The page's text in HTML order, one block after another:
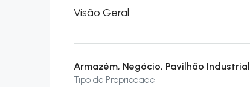
Visão Geral
Armazém, Negócio, Pavilhão Industrial
Tipo de Propriedade